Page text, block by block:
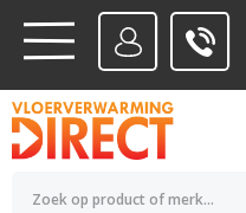
WATERSYSTEMEN
ELEKTRISCHE SYSTEMEN
Totaalbedrag